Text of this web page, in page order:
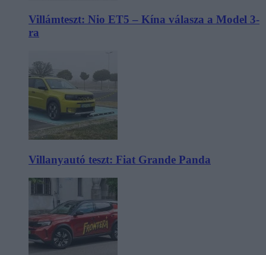
Villámteszt: Nio ET5 – Kína válasza a Model 3-
ra
Villanyautó teszt: Fiat Grande Panda